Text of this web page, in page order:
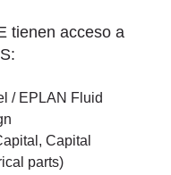
tienen acceso a
/ EPLAN Fluid
Capital
parts)